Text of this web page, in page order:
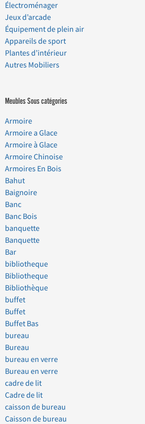
Électroménager
Jeux d’arcade
Équipement de plein air
Appareils de sport
Plantes d’intérieur
Autres Mobiliers
Meubles Sous catégories
Armoire
Armoire a Glace
Armoire à Glace
Armoire Chinoise
Armoires En Bois
Bahut
Baignoire
Banc
Banc Bois
banquette
Banquette
Bar
bibliotheque
Bibliotheque
Bibliothèque
buffet
Buffet
Buffet Bas
bureau
Bureau
bureau en verre
Bureau en verre
cadre de lit
Cadre de lit
caisson de bureau
Caisson de bureau